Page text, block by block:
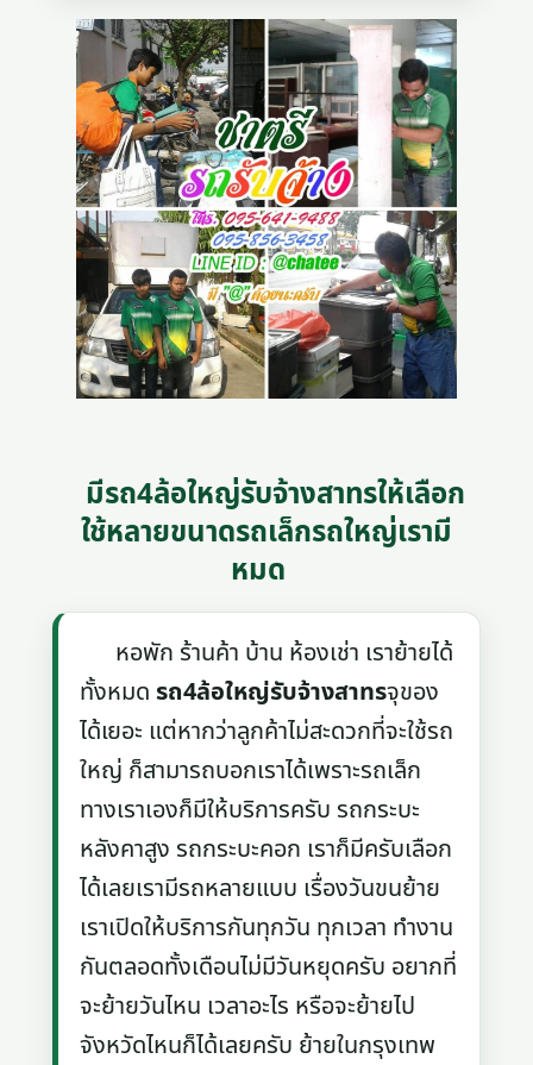
มีรถ4ล้อใหญ่รับจ้างสาทรให้เลือก
ใช้หลายขนาดรถเล็กรถใหญ่เรามี
หมด
หอพัก ร้านค้า บ้าน ห้องเช่า เราย้ายได้
ทั้งหมดรถ4ล้อใหญ่รับจ้างสาทรจุของ
ได้เยอะ แต่หากว่าลูกค้าไม่สะดวกที่จะใช้รถ
ใหญ่ ก็สามารถบอกเราได้เพราะรถเล็ก
ทางเราเองก็มีให้บริการครับ รถกระบะ
หลังคาสูง รถกระบะคอก เราก็มีครับเลือก
ได้เลยเรามีรถหลายแบบ เรื่องวันขนย้าย
เราเปิดให้บริการกันทุกวัน ทุกเวลา ทำงาน
กันตลอดทั้งเดือนไม่มีวันหยุดครับ อยากที่
จะย้ายวันไหน เวลาอะไร หรือจะย้ายไป
จังหวัดไหนก็ได้เลยครับ ย้ายในกรุงเทพ